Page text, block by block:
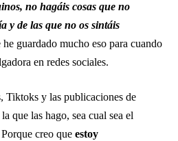
no hagáis cosas que no
y de las que no os sintáis
guardado mucho eso para cuando
en redes sociales.
Tiktoks y las publicaciones de
que las hago, sea cual sea el
creo que estoy